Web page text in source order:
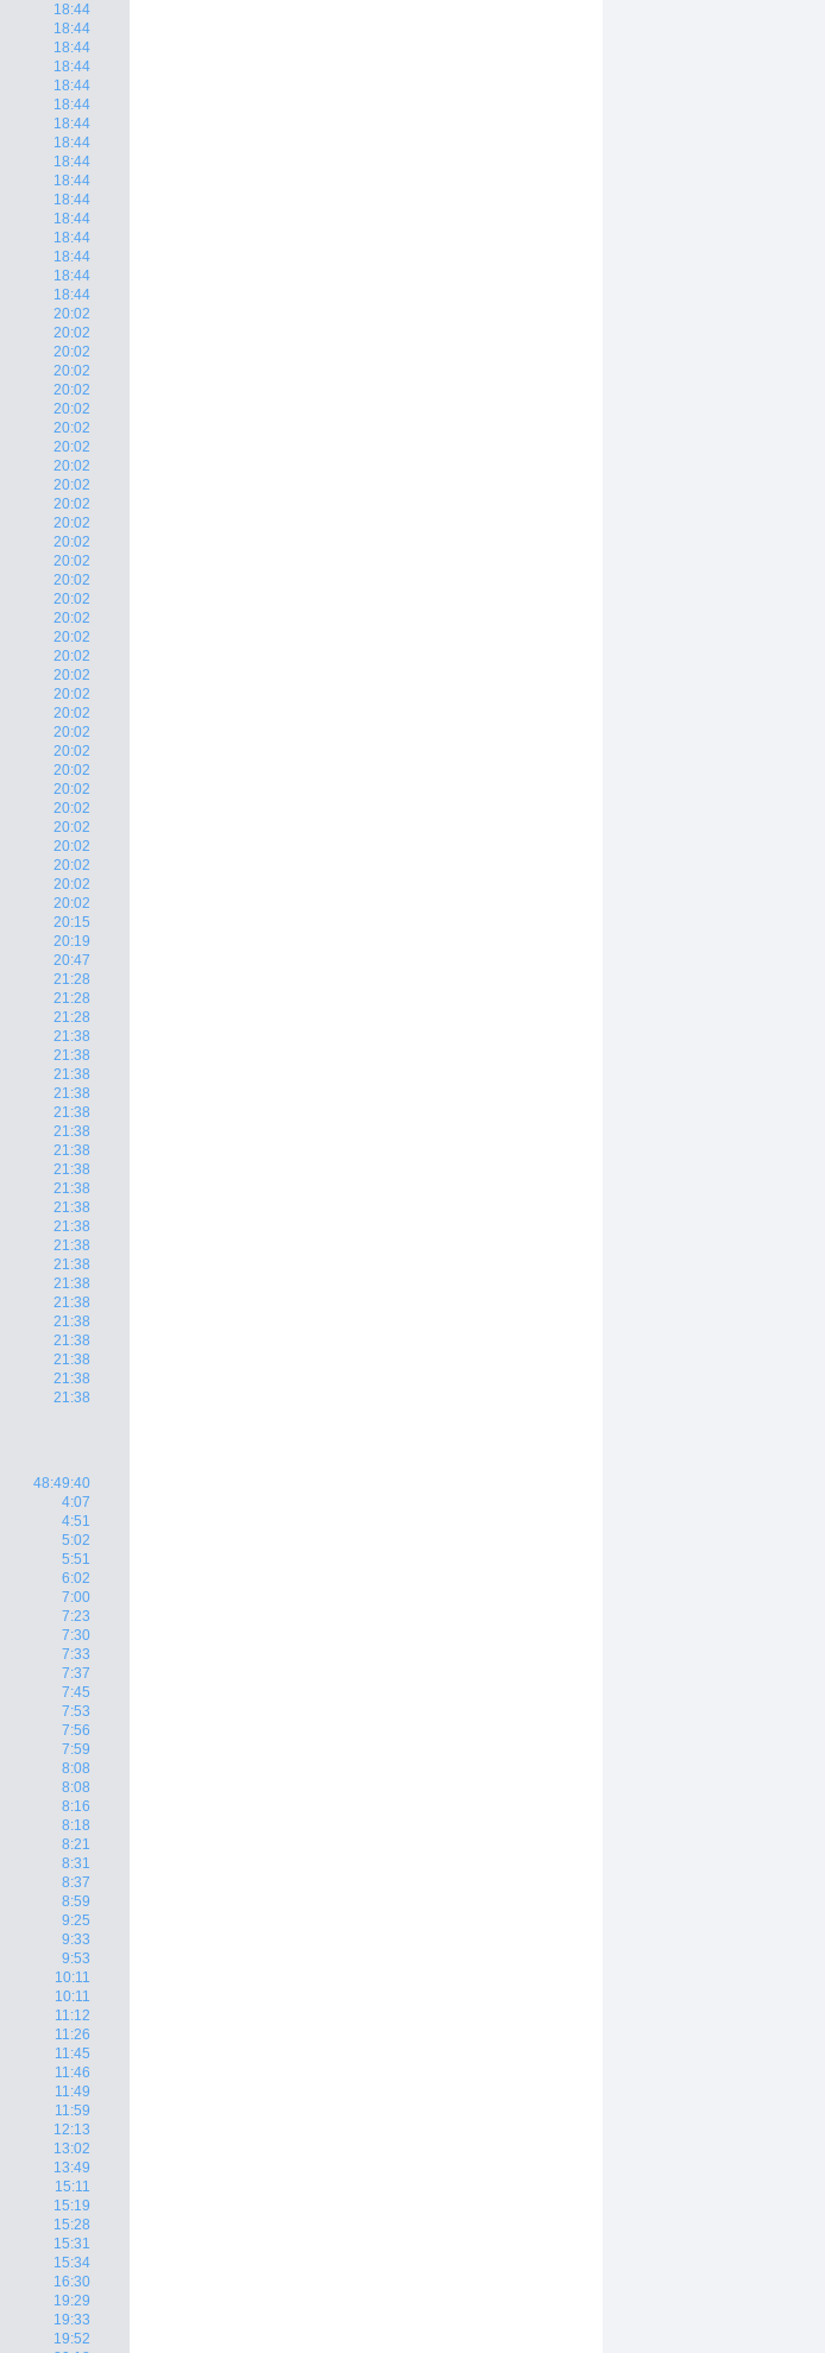
18:44
18:44
18:44
18:44
18:44
18:44
18:44
18:44
18:44
18:44
18:44
18:44
18:44
18:44
18:44
18:44
20:02
20:02
20:02
20:02
20:02
20:02
20:02
20:02
20:02
20:02
20:02
20:02
20:02
20:02
20:02
20:02
20:02
20:02
20:02
20:02
20:02
20:02
20:02
20:02
20:02
20:02
20:02
20:02
20:02
20:02
20:02
20:02
20:15
20:19
20:47
21:28
21:28
21:28
21:38
21:38
21:38
21:38
21:38
21:38
21:38
21:38
21:38
21:38
21:38
21:38
21:38
21:38
21:38
21:38
21:38
21:38
21:38
21:38
48:49:40
4:07
4:51
5:02
5:51
6:02
7:00
7:23
7:30
7:33
7:37
7:45
7:53
7:56
7:59
8:08
8:08
8:16
8:18
8:21
8:31
8:37
8:59
9:25
9:33
9:53
10:11
10:11
11:12
11:26
11:45
11:46
11:49
11:59
12:13
13:02
13:49
15:11
15:19
15:28
15:31
15:34
16:30
19:29
19:33
19:52